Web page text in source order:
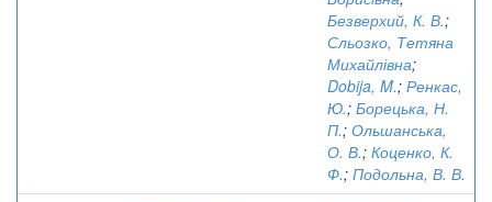
Безверхий, К. В.;
Сльозко, Тетяна
Михайлівна;
Dobija, M.; Ренкас,
Ю.; Борецька, Н.
П.; Ольшанська,
О. В.; Коценко, К.
Ф.; Подольна, В. В.